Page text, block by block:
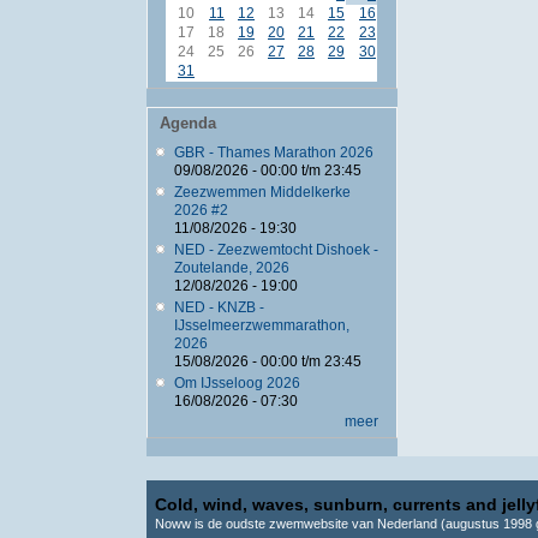
10
11 12 13 14 15
16
17
18 19 20 21 22
23
24
25 26 27 28 29
30
31
Agenda
GBR - Thames Marathon 2026
09/08/2026 - 00:00t/m 23:45
Zeezwemmen Middelkerke
2026 #2
11/08/2026 - 19:30
NED - Zeezwemtocht Dishoek -
Zoutelande, 2026
12/08/2026 - 19:00
NED - KNZB -
IJsselmeerzwemmarathon,
2026
15/08/2026 - 00:00t/m 23:45
Om IJsseloog 2026
16/08/2026 - 07:30
meer
Cold, wind, waves, sunburn, currents and
Noww is de oudste zwemwebsite van Nederland (augustus 1998